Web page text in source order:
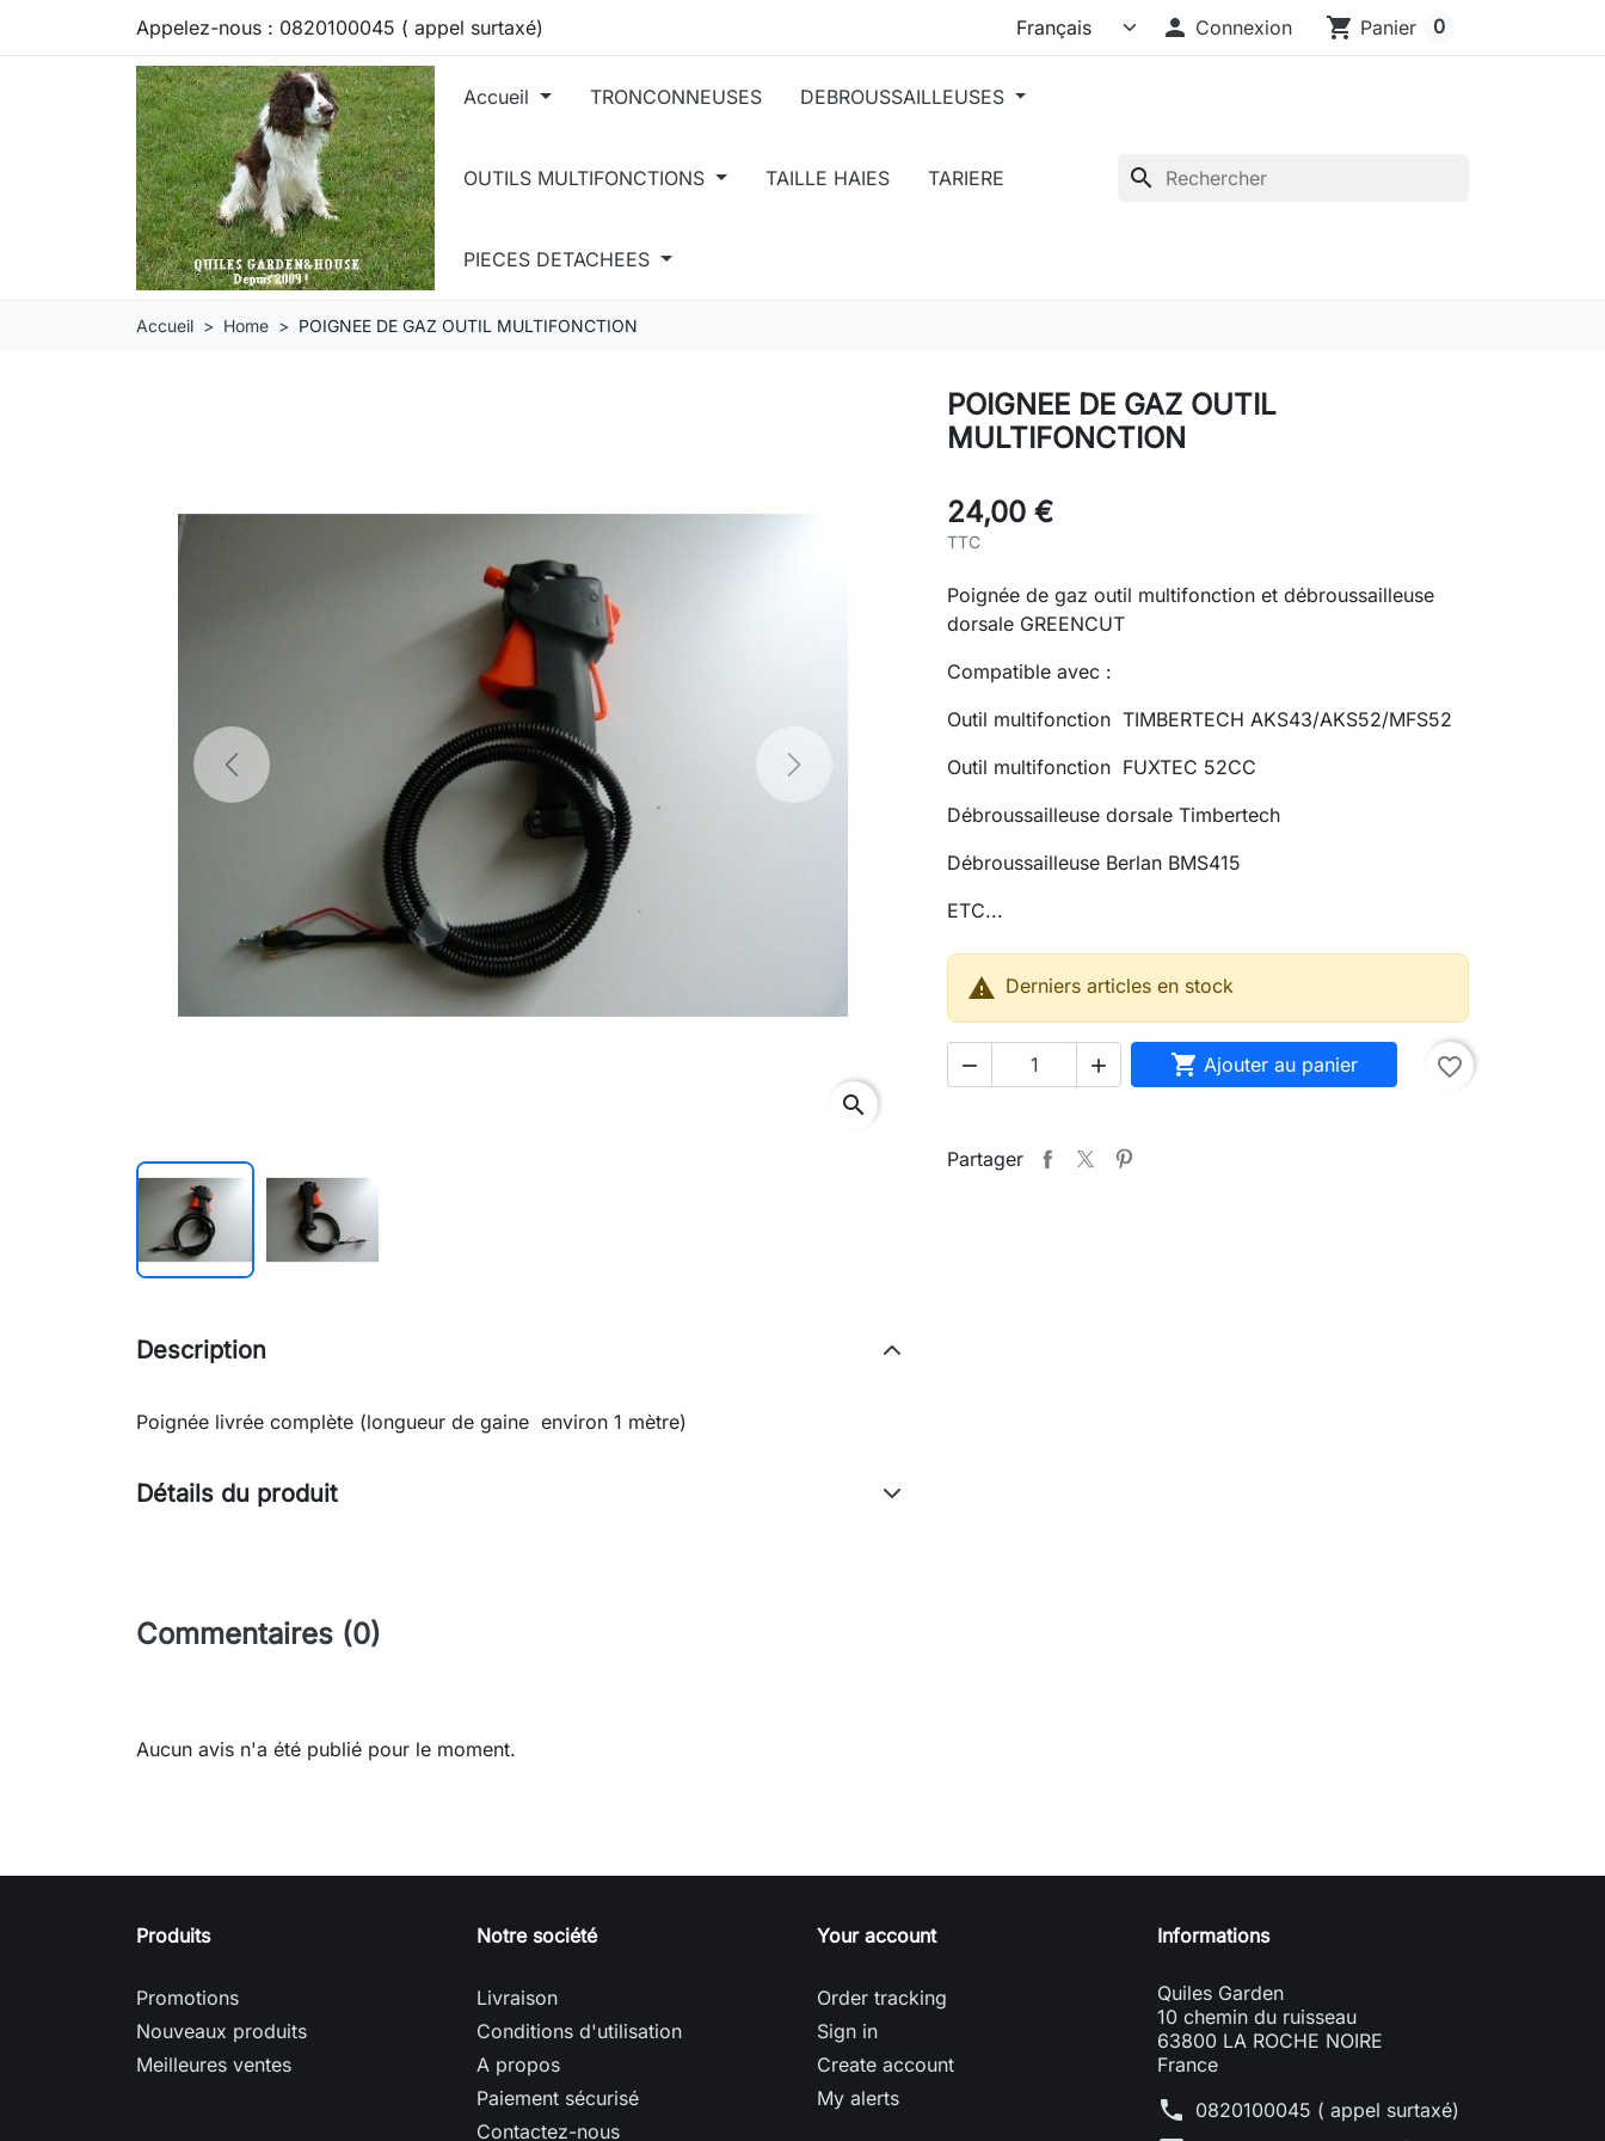
Appelez-nous : 0820100045 ( appel surtaxé)  Connexion shopping_cart Panier 0
search
Accueil TRONCONNEUSES DEBROUSSAILLEUSES
OUTILS MULTIFONCTIONS TAILLE HAIES TARIERE
PIECES DETACHEES
Accueil Home POIGNEE DE GAZ OUTIL MULTIFONCTION
Previous Next
search
POIGNEE DE GAZ OUTIL
MULTIFONCTION
24,00 €
TTC
Poignée de gaz outil multifonction et débroussailleuse
dorsale GREENCUT
Compatible avec :
Outil multifonction TIMBERTECH AKS43/AKS52/MFS52
Outil multifonction FUXTEC 52CC
Débroussailleuse dorsale Timbertech
Débroussailleuse Berlan BMS415
ETC...
 Derniers articles en stock
   Ajouter au panier favorite_border
Partager
Description
Poignée livrée complète (longueur de gaine environ 1 mètre)
Détails du produit
Commentaires (0)
Aucun avis n'a été publié pour le moment.
Produits
Promotions
Nouveaux produits
Meilleures ventes
Notre société
Livraison
Conditions d'utilisation
A propos
Paiement sécurisé
Contactez-nous
Your account
Order tracking
Sign in
Create account
My alerts
Informations
Quiles Garden
10 chemin du ruisseau
63800 LA ROCHE NOIRE
France
phone 0820100045 ( appel surtaxé)